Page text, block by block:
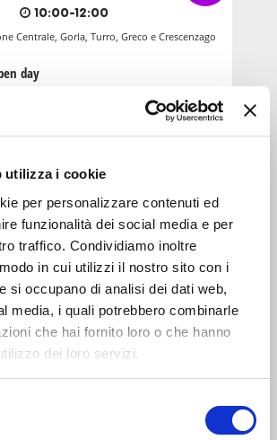
utilizza i cookie
per personalizzare contenuti ed
funzionalità dei social media e per
traffico. Condividiamo inoltre
in cui utilizzi il nostro sito con i
si occupano di analisi dei dati web,
media, i quali potrebbero combinarle
che hai fornito loro o che hanno
dei loro servizi.
10:00-12:00
Centrale, Gorla, Turro, Greco e Crescenzago
day
Lorenteggio, Giambellino, Porta Genova
open day della scuola
genitori